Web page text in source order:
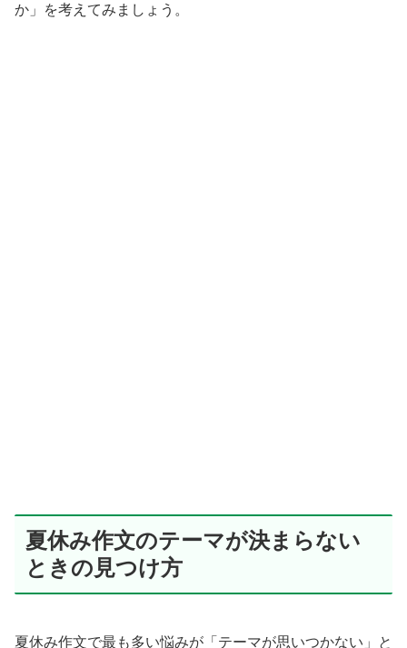
か」を考えてみましょう。
夏休み作文のテーマが決まらない
ときの見つけ方
夏休み作文で最も多い悩みが「テーマが思いつかない」と